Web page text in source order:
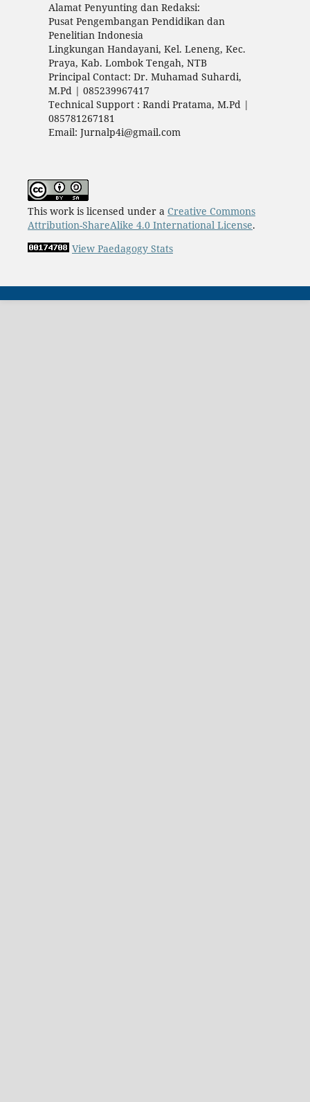
Alamat Penyunting dan Redaksi:
Pusat Pengembangan Pendidikan dan
Penelitian Indonesia
Lingkungan Handayani, Kel. Leneng, Kec.
Praya, Kab. Lombok Tengah, NTB
Principal Contact: Dr. Muhamad Suhardi,
M.Pd | 085239967417
Technical Support : Randi Pratama, M.Pd |
085781267181
Email: Jurnalp4i@gmail.com
This work is licensed under a Creative Commons
Attribution-ShareAlike 4.0 International License.
View Paedagogy Stats